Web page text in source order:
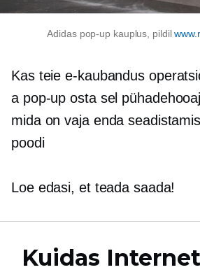
Adidas pop-up kauplus, pildil
Kas teiee-kaubandus
a pop-up osta sel
mida on vaja enda
poodi
Loe edasi, et teada saada!
Kuidas